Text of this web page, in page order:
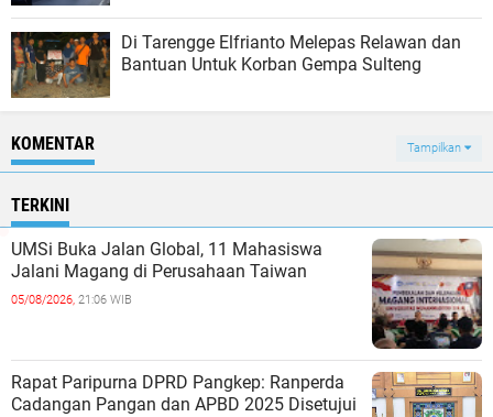
Di Tarengge Elfrianto Melepas Relawan dan
Bantuan Untuk Korban Gempa Sulteng
KOMENTAR Tampilkan
TERKINI
UMSi Buka Jalan Global, 11 Mahasiswa
Jalani Magang di Perusahaan Taiwan
05/08/2026, 21:06 WIB
Rapat Paripurna DPRD Pangkep: Ranperda
Cadangan Pangan dan APBD 2025 Disetujui